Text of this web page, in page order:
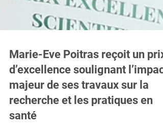
Marie-Eve Poitras reçoit un prix
d’excellence soulignant l’impact